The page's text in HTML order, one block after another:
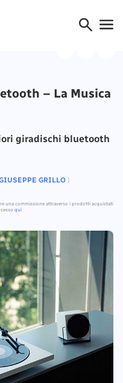
– La Musica
giradischi bluetooth
GRILLO
una commissione attraverso i prodotti acquistati
qui